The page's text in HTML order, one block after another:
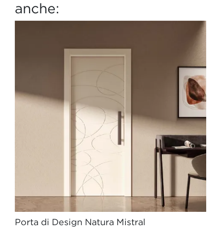
anche:
Porta di Design Natura Mistral